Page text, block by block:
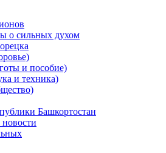
о сильных духом
и пособие)
и техника)
Башкортостан